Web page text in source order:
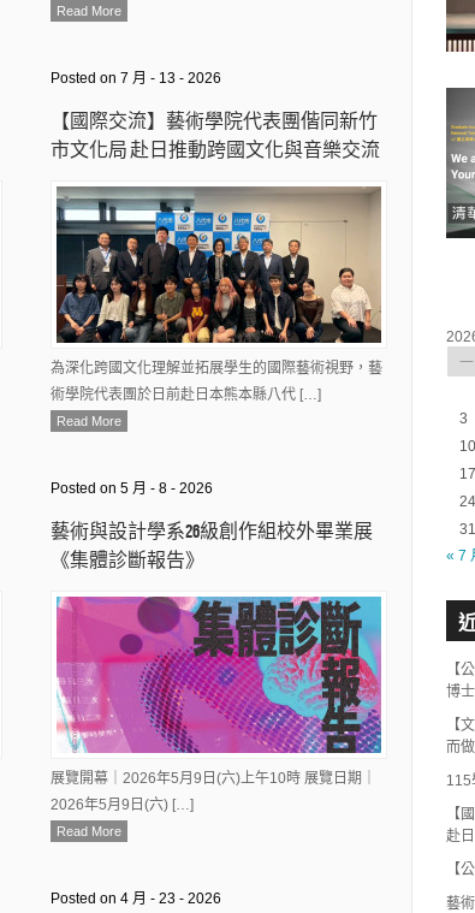
Read More
Posted on 7 月 - 13 - 2026
【國際交流】藝術學院代表團偕同新竹
市文化局 赴日推動跨國文化與音樂交流
為深化跨國文化理解並拓展學生的國際藝術視野，藝
術學院代表團於日前赴日本熊本縣八代 […]
Read More
Posted on 5 月 - 8 - 2026
藝術與設計學系26級創作組校外畢業展
《集體診斷報告》
展覽開幕｜2026年5月9日(六)上午10時 展覽日期｜
2026年5月9日(六) […]
Read More
Posted on 4 月 - 23 - 2026
一
3
10
17
24
31
« 7
【
博
【
而做
115
【
赴
【
藝